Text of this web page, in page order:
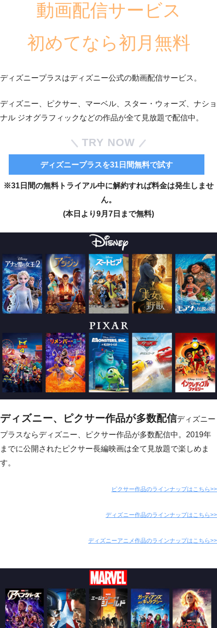
動画配信サービス
初めてなら初月無料
ディズニープラスはディズニー公式の動画配信サービス。
ディズニー、ピクサー、マーベル、スター・ウォーズ、ナショ
ナル ジオグラフィックなどの作品が全て見放題で配信中。
TRY NOW
ディズニープラスを31日間無料で試す
※31日間の無料トライアル中に解約すれば料金は発生しませ
ん。
(本日より9月7日まで無料)
ディズニー、ピクサー作品が多数配信ディズニー
プラスならディズニー、ピクサー作品が多数配信中。2019年
までに公開されたピクサー長編映画は全て見放題で楽しめま
す。
ピクサー作品のラインナップはこちら>>
ディズニー作品のラインナップはこちら>>
ディズニーアニメ作品のラインナップはこちら>>